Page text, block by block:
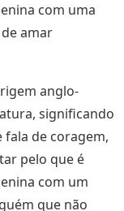
com uma
amar
anglo-
significando
fala de coragem,
pelo que é
com um
que não